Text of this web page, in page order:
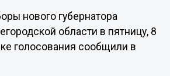
нового губернатора
области в пятницу, 8
голосования сообщили в